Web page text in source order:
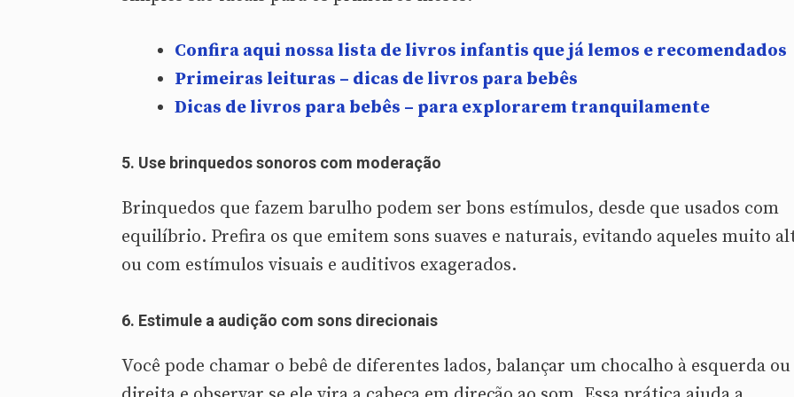
Confira aqui nossa lista de livros infantis que já lemos e recomendados
Primeiras leituras – dicas de livros para bebês
Dicas de livros para bebês – para explorarem tranquilamente
5. Use brinquedos sonoros com moderação
Brinquedos que fazem barulho podem ser bons estímulos, desde que usados com
equilíbrio. Prefira os que emitem sons suaves e naturais, evitando aqueles muito
ou com estímulos visuais e auditivos exagerados.
6. Estimule a audição com sons direcionais
Você pode chamar o bebê de diferentes lados, balançar um chocalho à esquerda ou